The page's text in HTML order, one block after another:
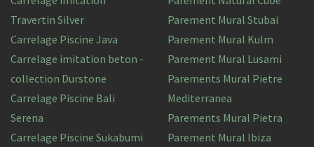
Travertin Silver
Carrelage Piscine Java
Carrelage imitation beton -
collection Durstone
Carrelage Piscine Bali
Serena
Carrelage Piscine Sukabumi
Parement Mural Stubai
Parement Mural Kulm
Parement Mural Lusami
Parements Mural Pietre
Mediterranea
Parements Mural Pietra
Parement Mural Ibiza